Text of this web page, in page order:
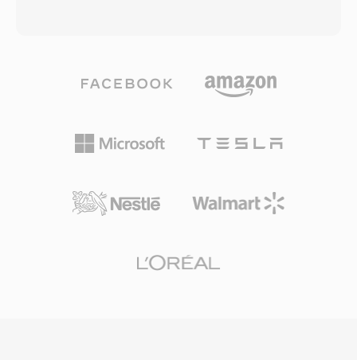
รองรับฟีเจอร์เช่นช่อง alpha transparency ใน
วิดีโอ ทำให้มีคุณค่าสำหรับการคอมโพสิตกราฟิก
รองรับวิดีโอ AV1 เพื่อวิวัฒนาการอย่างต่อเนื่องใน
มาใช้ การผสมผสานของการบีบอัดที่แข่งขันได้ ไม่มี
ค่าใช้จ่ายด้านใบอนุญาต และการรองรับ
การส่งมัลติมีเดียเว็บแบบปลอดค่าลิขสิทธิ์
เข้ามาด้วย DivX ได้รับความนิยมอย่างมากในช่วง
ภาพยนตร์เต็มเรื่องให้มีขนาดเล็กพอที่จะเก็บลงแผ่น
CD-ROM แผ่นเดียวได้ในขณะที่ยังรักษาคุณภาพ
รูปแบบที่กำหนดยุคอินเทอร์เน็ตรุ่นแรก เมื่อแบนด์
โต้ตอบ บท คำบรรยาย และแทร็กเสียงหลายแทร็ก